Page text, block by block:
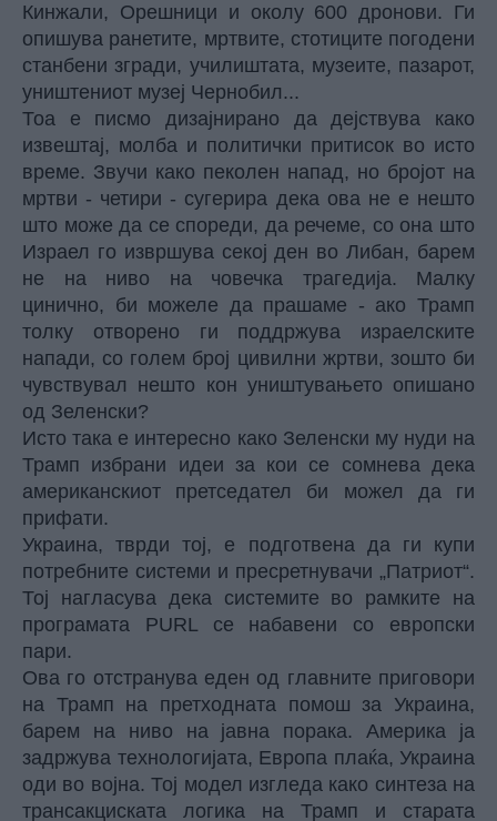
Кинжали, Орешници и околу 600 дронови. Ги
опишува ранетите, мртвите, стотиците погодени
станбени згради, училиштата, музеите, пазарот,
уништениот музеј Чернобил...
Тоа е писмо дизајнирано да дејствува како
извештај, молба и политички притисок во исто
време. Звучи како пеколен напад, но бројот на
мртви - четири - сугерира дека ова не е нешто
што може да се спореди, да речеме, со она што
Израел го извршува секој ден во Либан, барем
не на ниво на човечка трагедија. Малку
цинично, би можеле да прашаме - ако Трамп
толку отворено ги поддржува израелските
напади, со голем број цивилни жртви, зошто би
чувствувал нешто кон уништувањето опишано
од Зеленски?
Исто така е интересно како Зеленски му нуди на
Трамп избрани идеи за кои се сомнева дека
американскиот претседател би можел да ги
прифати.
Украина, тврди тој, е подготвена да ги купи
потребните системи и пресретнувачи „Патриот“.
Тој нагласува дека системите во рамките на
програмата PURL се набавени со европски
пари.
Ова го отстранува еден од главните приговори
на Трамп на претходната помош за Украина,
барем на ниво на јавна порака. Америка ја
задржува технологијата, Европа плаќа, Украина
оди во војна. Тој модел изгледа како синтеза на
трансакциската логика на Трамп и старата